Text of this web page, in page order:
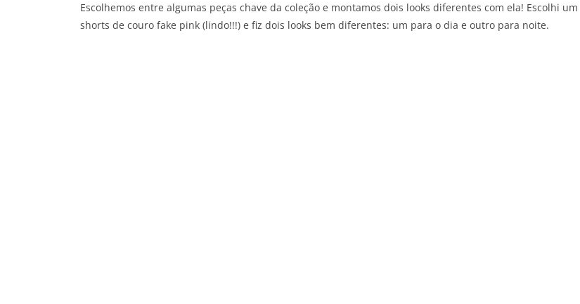
Escolhemos entre algumas peças chave da coleção e montamos dois looks diferentes com ela! Escolhi um
shorts de couro fake pink (lindo!!!) e fiz dois looks bem diferentes: um para o dia e outro para noite.